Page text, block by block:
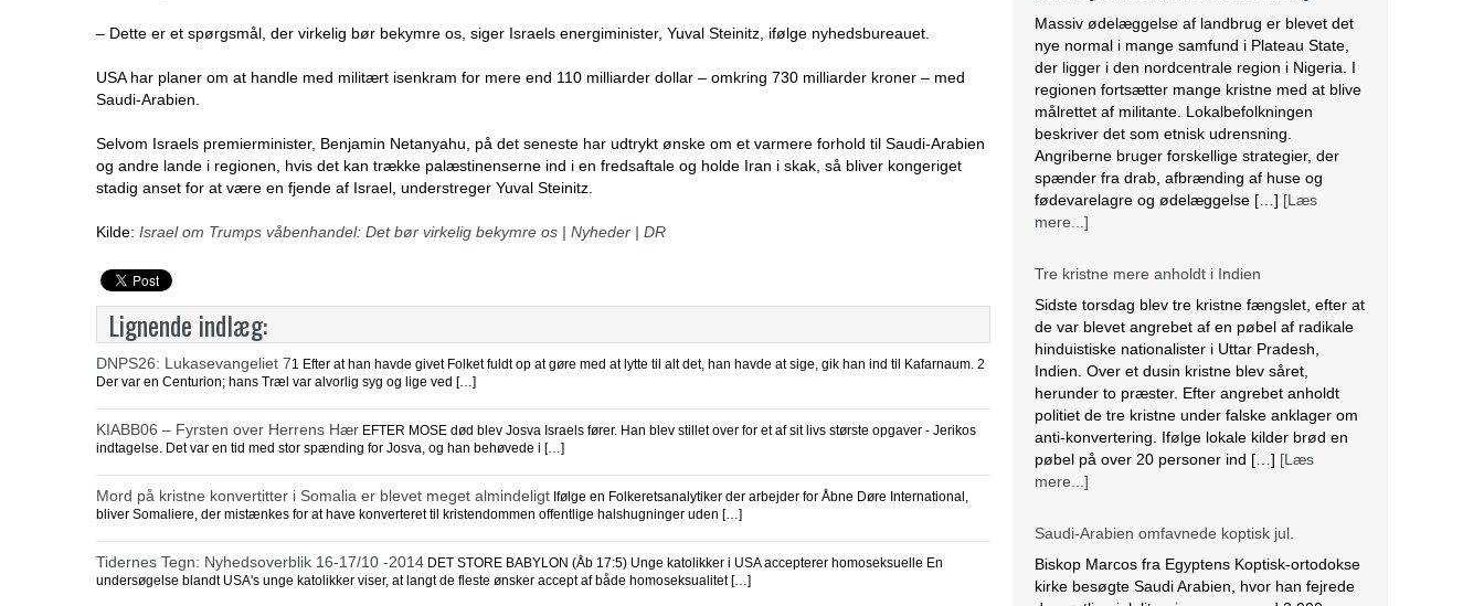
– Dette er et spørgsmål, der virkelig bør bekymre os, siger Israels energiminister, Yuval Steinitz, ifølge nyhedsbureauet.
USA har planer om at handle med militært isenkram for mere end 110 milliarder dollar – omkring 730 milliarder kroner – med
Saudi-Arabien.
Selvom Israels premierminister, Benjamin Netanyahu, på det seneste har udtrykt ønske om et varmere forhold til Saudi-Arabien
og andre lande i regionen, hvis det kan trække palæstinenserne ind i en fredsaftale og holde Iran i skak, så bliver kongeriget
stadig anset for at være en fjende af Israel, understreger Yuval Steinitz.
Kilde: Israel om Trumps våbenhandel: Det bør virkelig bekymre os | Nyheder | DR
Lignende indlæg:
DNPS26: Lukasevangeliet 71 Efter at han havde givet Folket fuldt op at gøre med at lytte til alt det, han havde at sige, gik han ind til Kafarnaum. 2
Der var en Centurion; hans Træl var alvorlig syg og lige ved […]
KIABB06 – Fyrsten over Herrens Hær EFTER MOSE død blev Josva Israels fører. Han blev stillet over for et af sit livs største opgaver - Jerikos
indtagelse. Det var en tid med stor spænding for Josva, og han behøvede i […]
Mord på kristne konvertitter i Somalia er blevet meget almindeligt Ifølge en Folkeretsanalytiker der arbejder for Åbne Døre International,
bliver Somaliere, der mistænkes for at have konverteret til kristendommen offentlige halshugninger uden […]
Tidernes Tegn: Nyhedsoverblik 16-17/10 -2014 DET STORE BABYLON (Åb 17:5) Unge katolikker i USA accepterer homoseksuelle En
undersøgelse blandt USA's unge katolikker viser, at langt de fleste ønsker accept af både homoseksualitet […]
Sidste torsdag blev tre kristne fængslet, efter at
de var blevet angrebet af en pøbel af radikale
hinduistiske nationalister i Uttar Pradesh,
Indien. Over et dusin kristne blev såret,
herunder to præster. Efter angrebet anholdt
politiet de tre kristne under falske anklager om
anti-konvertering. Ifølge lokale kilder brød en
pøbel på over 20 personer ind […]
[Læs
mere...]
Biskop Marcos fra Egyptens Koptisk-ortodokse
kirke besøgte Saudi Arabien, hvor han fejrede
den østlige juleliturgi sammen med 3.000
koptiske kristne bosiddende i landet. Dette var
den første offentlige julefejring anerkendt af
den islamiske nation, der er hjemsted for
pilgrimsfærdsstederne Mekka og Medina.
Marcos besøgte Saudi Arabien første gang i
2012 for at hjælpe med at […] [Læs mere...]
lovændring
De første vielser i Costa Rica mellem par af
samme køn har fundet sted tirsdag. Det skriver
BBC. Dermed er Costa Rica det første